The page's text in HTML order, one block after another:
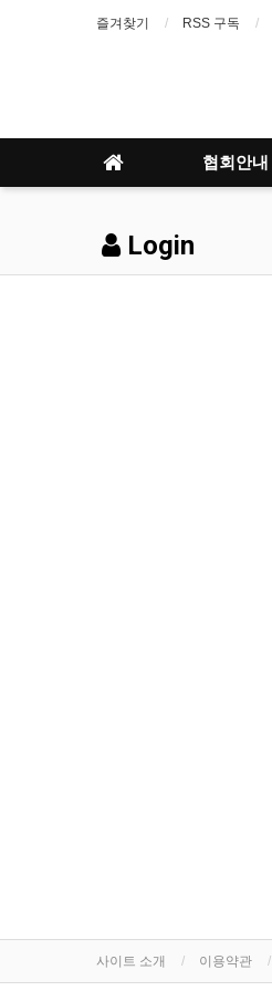
즐겨찾기 RSS 구독
협회안내
Login
사이트 소개 이용약관